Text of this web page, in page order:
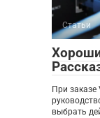
Статьи
При заказе
выбрать